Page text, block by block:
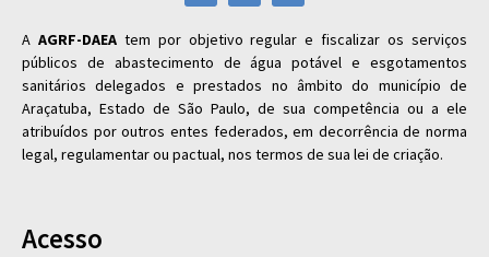
A AGRF-DAEAtem por objetivo regular e fiscalizar os serviços
públicos de abastecimento de água potável e esgotamentos
sanitários delegados e prestados no âmbito do município de
Araçatuba, Estado de São Paulo, de sua competência ou a ele
atribuídos por outros entes federados, em decorrência de norma
legal, regulamentar ou pactual, nos termos de sua lei de criação.
Acesso